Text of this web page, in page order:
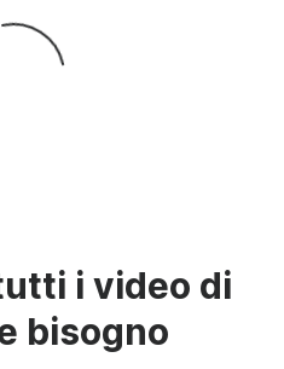
i video di
bisogno